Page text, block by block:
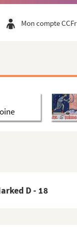
Mon compte CCFr
D - 18